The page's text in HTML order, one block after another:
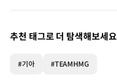
추천 태그로 더 탐색해보세요
#기아 #TEAMHMG